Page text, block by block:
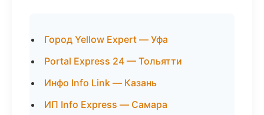
Город Yellow Expert — Уфа
Portal Express 24 — Тольятти
Инфо Info Link — Казань
ИП Info Express — Самара